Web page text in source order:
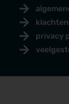
privacy